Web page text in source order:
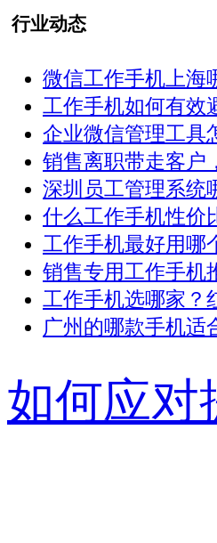
行业动态
微信工作手机上海
工作手机如何有效
企业微信管理工具
销售离职带走客户
深圳员工管理系统
什么工作手机性价
工作手机最好用哪
销售专用工作手机
工作手机选哪家？
广州的哪款手机适
如何应对